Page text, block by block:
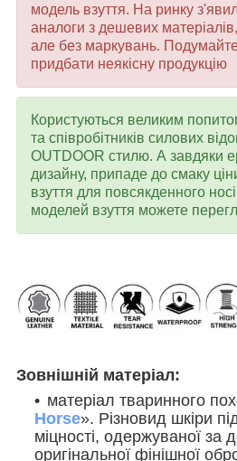
модель взуття. На ринку
аналоги з дешевих матеріалів,
але без маркувань.
придбати неякісну продукцію
Користуються великим
та співробітників силових
OUTDOOR стилю. А завдяки
дизайну, припаде до смаку
взуття для повсякденного
моделей взуття можете
Зовнішній матеріал:
матеріал тваринного
Horse». Різновид шкіри
міцності, одержуваної за
оригінальної фінішної